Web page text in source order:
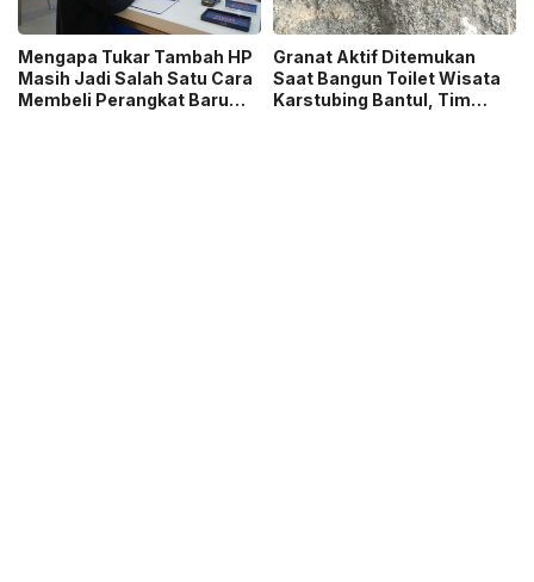
Mengapa Tukar Tambah HP
Masih Jadi Salah Satu Cara
Membeli Perangkat Baru
Granat Aktif Ditemukan
Saat Bangun Toilet Wisata
Karstubing Bantul, Tim